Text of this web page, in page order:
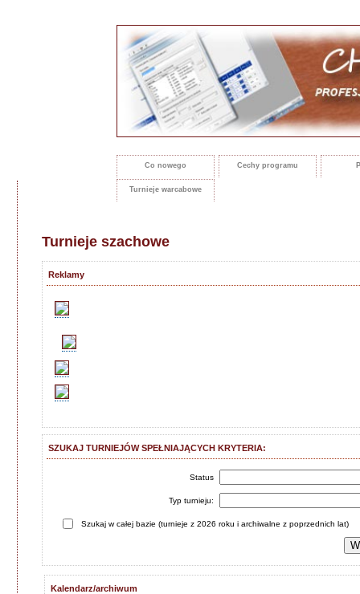
Co nowego Cechy programu
Turnieje warcabowe
Turnieje szachowe
Reklamy
SZUKAJ TURNIEJÓW SPEŁNIAJĄCYCH KRYTERIA:
Status
Typ turnieju:
Szukaj w całej bazie (turnieje z 2026 roku i archiwalne z poprzednich lat)
Kalendarz/archiwum